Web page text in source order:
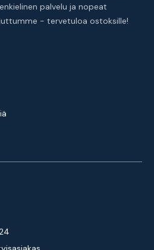
palvelu ja nopeat
- tervetuloa ostoksille!